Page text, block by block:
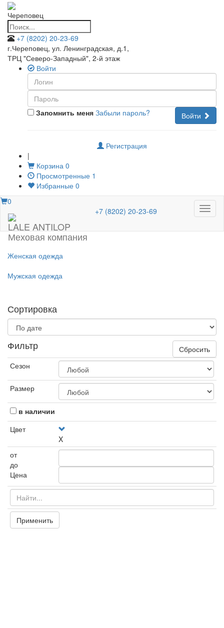
Череповец
+7 (8202) 20-23-69
г.Череповец, ул. Ленинградская, д.1 ,
ТРЦ "Северо-Западный", 2-й этаж
Войти
Запомнить меня Войти
Забыли пароль?
Регистрация
|
Корзина 0
Просмотренные 1
Избранные 0
Меню
0
LALE ANTILOP
Меховая компания
+7 (8202) 20-23-69
Женская одежда
Мужская одежда
Сортировка
Фильтр
Сбросить
Сезон
Размер
в наличии
Цвет
X
от
до
Цена
Применить